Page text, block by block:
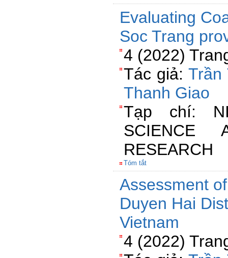
Evaluating
Soc Trang
4 (2022)
Tác giả: Trần
Thanh Giao
Tạp chí:
SCIENCE
RESEARCH
Tóm tắt
Assessment
Duyen Hai
Vietnam
4 (2022)